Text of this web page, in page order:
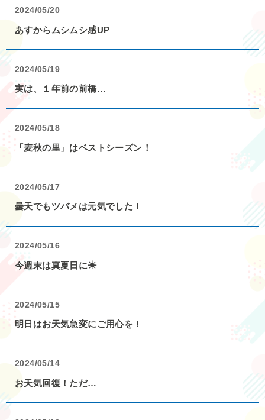
2024/05/20
あすからムシムシ感UP
2024/05/19
実は、１年前の前橋…
2024/05/18
「麦秋の里」はベストシーズン！
2024/05/17
曇天でもツバメは元気でした！
2024/05/16
今週末は真夏日に☀
2024/05/15
明日はお天気急変にご用心を！
2024/05/14
お天気回復！ただ…